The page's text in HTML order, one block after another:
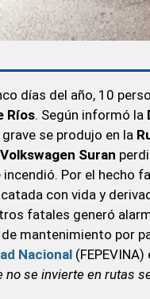
días del año, 10
Ríos. Según informó la
grave se produjo en la
Volkswagen Suran
Por el hecho
con vida y
fatales generó
mantenimiento por
Nacional
no se invierte en rutas